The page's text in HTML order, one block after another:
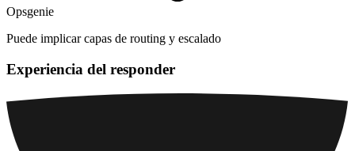
Opsgenie
Puede implicar capas de routing y escalado
Experiencia del responder